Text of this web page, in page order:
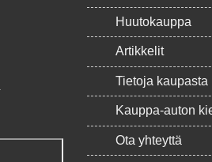
Huutokauppa
Artikkelit
Tietoja kaupasta
Kauppa-auton
Ota yhteyttä